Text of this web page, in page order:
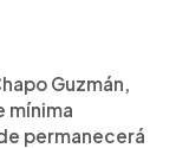
Guzmán,
mínima
permanecerá